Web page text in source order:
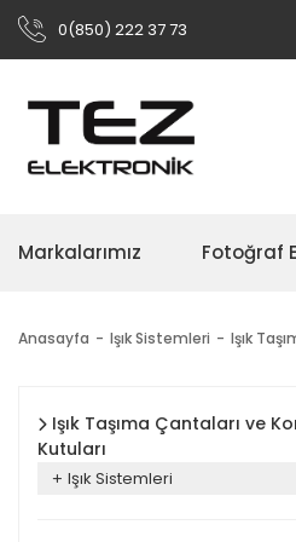
0(850) 222 37 73
Markalarımız Fotoğraf
Anasayfa Işık Sistemleri Işık
Işık Taşıma Çantaları ve
Kutuları
Işık Sistemleri